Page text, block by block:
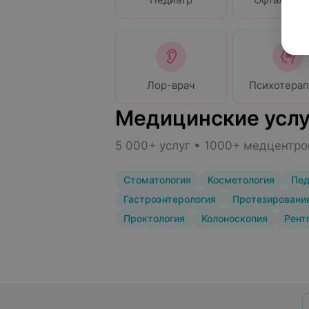
Лор-врач
Медицинские
5 000+ услуг • 1000+
Стоматология Косметология
Гастроэнтерология
Проктология
Колоноскопия